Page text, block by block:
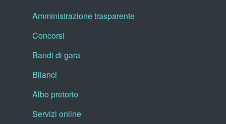
Amministrazione trasparente
Concorsi
Bandi di gara
Bilanci
Albo pretorio
Servizi online